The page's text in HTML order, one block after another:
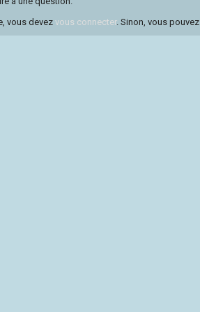
vous devez vous connecter. Sinon, vous pouvez